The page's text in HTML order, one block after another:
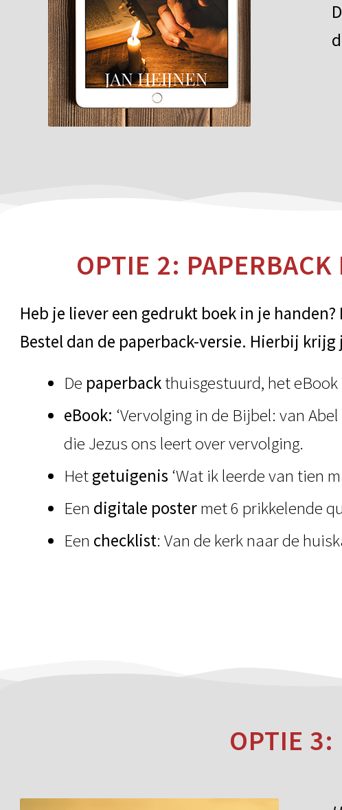
OPTIE 2:
Heb je liever een gedrukt boek in je
Bestel dan de paperback-versie. Hierbij krijg
De paperbackthuisgestuurd, het
eBook: ‘Vervolging in de Bijbel: van
die Jezus ons leert over vervolging.
Hetgetuigenis ‘Wat ik leerde van tien
Een digitale postermet 6 prikkelende
Een checklist: Van de kerk naar de
OPTIE 3: